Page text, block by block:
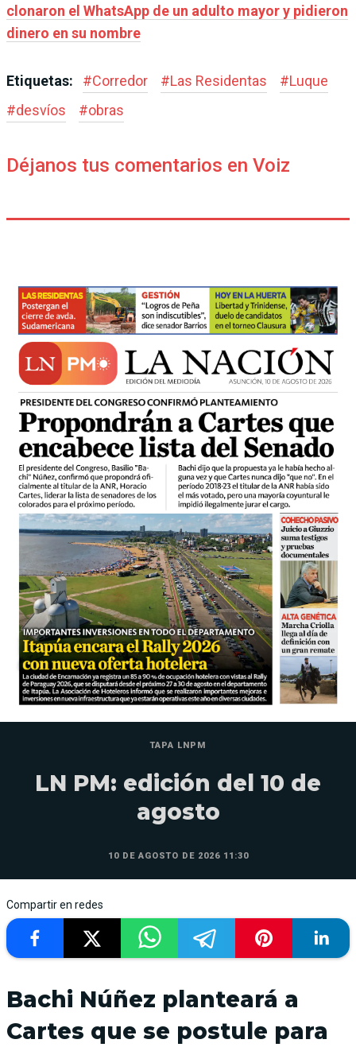
clonaron el WhatsApp de un adulto mayor y pidieron
dinero en su nombre
Etiquetas: #Corredor #Las Residentas #Luque
#desvíos #obras
Déjanos tus comentarios en Voiz
TAPA LNPM
LN PM: edición del 10 de
agosto
10 DE AGOSTO DE 2026 11:30
Compartir en redes
Bachi Núñez planteará a
Cartes que se postule para